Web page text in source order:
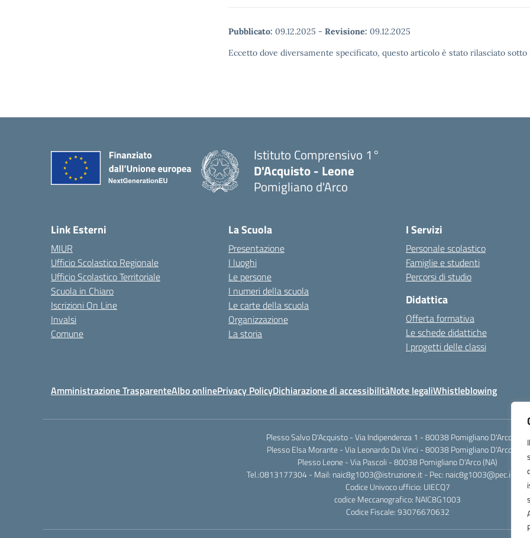
Pubblicato: 09.12.2025 - Revisione: 09.12.2025
Eccetto dove diversamente specificato, questo articolo è stato rilasciato
Istituto Comprensivo 1°
D'Acquisto - Leone
Pomigliano d'Arco
Link Esterni
MIUR
Ufficio Scolastico Regionale
Ufficio Scolastico Territoriale
Scuola in Chiaro
Iscrizioni On Line
Invalsi
Comune
La Scuola
Presentazione
I luoghi
Le persone
I numeri della scuola
Le carte della scuola
Organizzazione
La storia
I Servizi
Personale scolastico
Famiglie e studenti
Percorsi di studio
Didattica
Offerta formativa
Le schede didattiche
I progetti delle classi
Amministrazione TrasparenteAlbo onlinePrivacy PolicyDichiarazione di accessibilitàNote legaliWhistleblowing
Plesso Salvo D'Acquisto - Via Indipendenza 1 - 80038 Pomigliano D'Arco (NA)
Plesso Elsa Morante - Via Leonardo Da Vinci - 80038 Pomigliano D'Arco (NA)
Plesso Leone - Via Pascoli - 80038 Pomigliano D'Arco (NA)
Tel.:0813177304 - Mail: naic8g1003@istruzione.it - Pec:
Codice Univoco ufficio: UIECQ7
codice Meccanografico: NAIC8G1003
Codice Fiscale: 93076670632